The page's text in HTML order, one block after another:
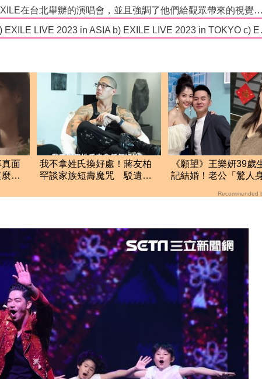
這篇文章報導了日本最強唱跳天團EXILE在台北舉辦的演唱會，並且強調了他們給觀眾帶來的視覺與聲光效果。然而，文章也指出在第三首歌的時候音響出了問題，讓演唱會遭遇了困擾。儘管如此，放浪兄弟團員們展現了他們的專業和敬業精神，繼續唱跳並表示這將成為他們難忘的回憶之一。此外，他們也積極互動觀眾，讓現場氛圍更加火熱。整篇文章以客觀的角度報導了這場演唱會的情況，並且對放浪兄弟的表現表示肯定。>
Q1: 放浪兄弟的演唱會叫做什麼？ a) EXILE LIVE
真面
我不拿姓氏換好處！蔣友柏
罕談家族短壽魔咒 駁遺產
《願望》王樂妍39歲
記結婚！老公「驚人
Recommended